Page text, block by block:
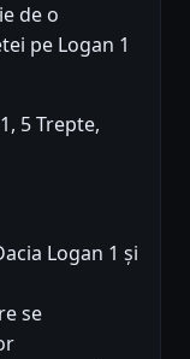
de o
pe Logan 1
Logan 1 și
se